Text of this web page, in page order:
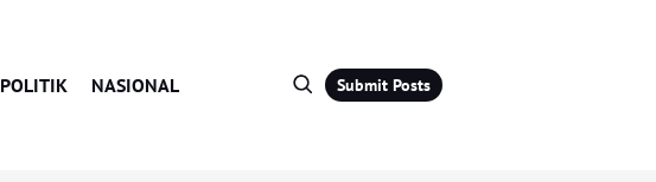
POLITIK NASIONAL Submit Posts